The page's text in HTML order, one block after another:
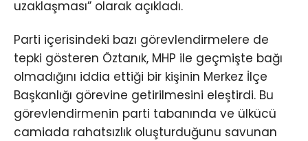
uzaklaşması” olarak açıkladı.
Parti içerisindeki bazı görevlendirmelere de
tepki gösteren Öztanık, MHP ile geçmişte bağı
olmadığını iddia ettiği bir kişinin Merkez İlçe
Başkanlığı görevine getirilmesini eleştirdi. Bu
görevlendirmenin parti tabanında ve ülkücü
camiada rahatsızlık oluşturduğunu savunan